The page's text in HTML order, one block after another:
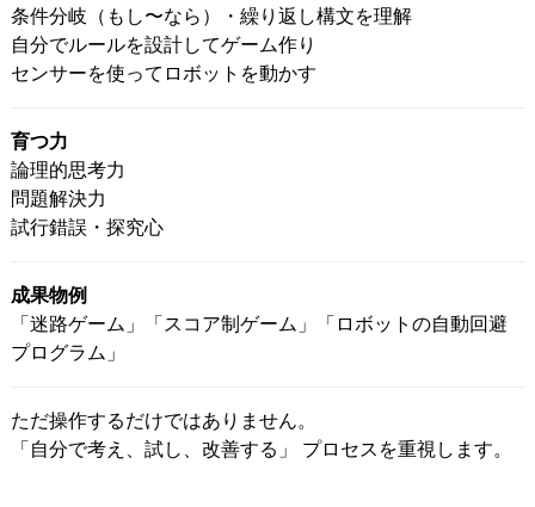
条件分岐（もし〜なら）・繰り返し構文を理解
自分でルールを設計してゲーム作り
センサーを使ってロボットを動かす
育つ力
論理的思考力
問題解決力
試行錯誤・探究心
成果物例
「迷路ゲーム」「スコア制ゲーム」「ロボットの自動回避
プログラム」
ただ操作するだけではありません。
「自分で考え、試し、改善する」 プロセスを重視します。